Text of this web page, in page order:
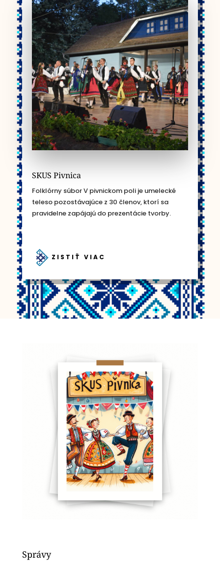
SKUS Pivnica
Folklórny súbor V pivnickom poli je umelecké
teleso pozostávajúce z 30 členov, ktorí sa
pravidelne zapájajú do prezentácie tvorby.
ZISTIŤ VIAC
Správy